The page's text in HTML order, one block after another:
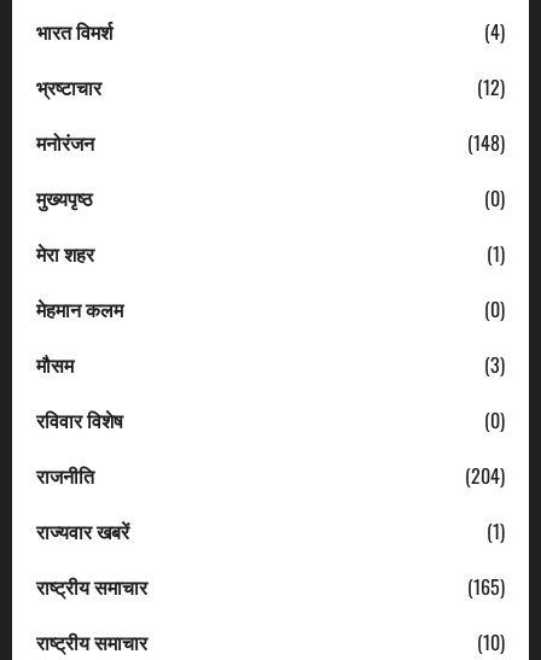
भारत विमर्श
(4)
भ्रष्टाचार
(12)
मनोरंजन
(148)
मुख्यपृष्ठ
(0)
मेरा शहर
(1)
मेहमान कलम
(0)
मौसम
(3)
रविवार विशेष
(0)
राजनीति
(204)
राज्यवार खबरें
(1)
राष्ट्रीय समाचार
(165)
राष्ट्रीय समाचार
(10)